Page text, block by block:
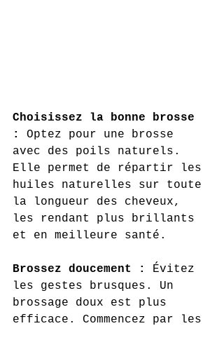
Choisissez la bonne brosse
: Optez pour une brosse
avec des poils naturels.
Elle permet de répartir les
huiles naturelles sur toute
la longueur des cheveux,
les rendant plus brillants
et en meilleure santé.
Brossez doucement : Évitez
les gestes brusques. Un
brossage doux est plus
efficace. Commencez par les